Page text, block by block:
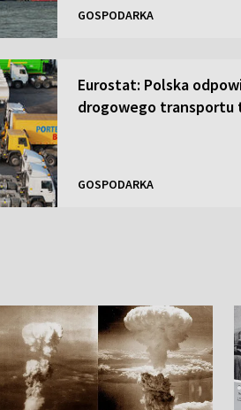
GOSPODARKA
Eurostat: Polska
drogowego transportu
GOSPODARKA